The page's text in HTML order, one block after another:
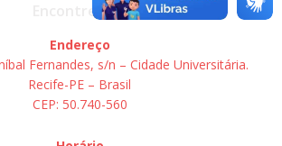
Encontre-nos
Endereço
Fernandes, s/n – Cidade Universitária.
Recife-PE – Brasil
CEP: 50.740-560